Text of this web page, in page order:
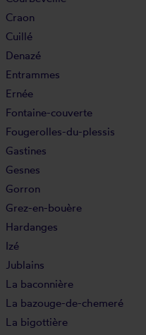
Craon
Cuillé
Denazé
Entrammes
Ernée
Fontaine-couverte
Fougerolles-du-plessis
Gastines
Gesnes
Gorron
Grez-en-bouère
Hardanges
Izé
Jublains
La baconnière
La bazouge-de-chemeré
La bigottière